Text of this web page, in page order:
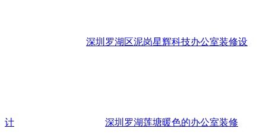
深圳罗湖区泥岗星辉科技办公室装修设
计 深圳罗湖莲塘暖色的办公室装修